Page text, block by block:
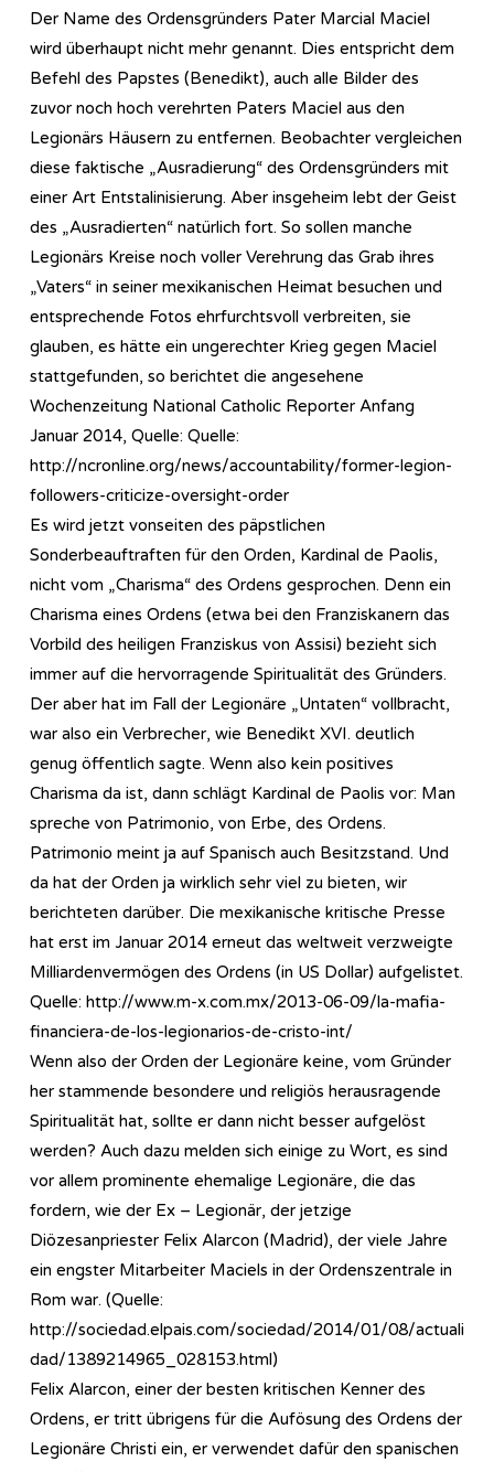
Der Name des Ordensgründers Pater Marcial Maciel
wird überhaupt nicht mehr genannt. Dies entspricht dem
Befehl des Papstes (Benedikt), auch alle Bilder des
zuvor noch hoch verehrten Paters Maciel aus den
Legionärs Häusern zu entfernen. Beobachter vergleichen
diese faktische „Ausradierung“ des Ordensgründers mit
einer Art Entstalinisierung. Aber insgeheim lebt der Geist
des „Ausradierten“ natürlich fort. So sollen manche
Legionärs Kreise noch voller Verehrung das Grab ihres
„Vaters“ in seiner mexikanischen Heimat besuchen und
entsprechende Fotos ehrfurchtsvoll verbreiten, sie
glauben, es hätte ein ungerechter Krieg gegen Maciel
stattgefunden, so berichtet die angesehene
Wochenzeitung National Catholic Reporter Anfang
Januar 2014, Quelle: Quelle:
http://ncronline.org/news/accountability/former-legion-
followers-criticize-oversight-order
Es wird jetzt vonseiten des päpstlichen
Sonderbeauftraften für den Orden, Kardinal de Paolis,
nicht vom „Charisma“ des Ordens gesprochen. Denn ein
Charisma eines Ordens (etwa bei den Franziskanern das
Vorbild des heiligen Franziskus von Assisi) bezieht sich
immer auf die hervorragende Spiritualität des Gründers.
Der aber hat im Fall der Legionäre „Untaten“ vollbracht,
war also ein Verbrecher, wie Benedikt XVI. deutlich
genug öffentlich sagte. Wenn also kein positives
Charisma da ist, dann schlägt Kardinal de Paolis vor: Man
spreche von Patrimonio, von Erbe, des Ordens.
Patrimonio meint ja auf Spanisch auch Besitzstand. Und
da hat der Orden ja wirklich sehr viel zu bieten, wir
berichteten darüber. Die mexikanische kritische Presse
hat erst im Januar 2014 erneut das weltweit verzweigte
Milliardenvermögen des Ordens (in US Dollar) aufgelistet.
Quelle: http://www.m-x.com.mx/2013-06-09/la-mafia-
financiera-de-los-legionarios-de-cristo-int/
Wenn also der Orden der Legionäre keine, vom Gründer
her stammende besondere und religiös herausragende
Spiritualität hat, sollte er dann nicht besser aufgelöst
werden? Auch dazu melden sich einige zu Wort, es sind
vor allem prominente ehemalige Legionäre, die das
fordern, wie der Ex – Legionär, der jetzige
Diözesanpriester Felix Alarcon (Madrid), der viele Jahre
ein engster Mitarbeiter Maciels in der Ordenszentrale in
Rom war. (Quelle:
http://sociedad.elpais.com/sociedad/2014/01/08/actuali
dad/1389214965_028153.html)
Felix Alarcon, einer der besten kritischen Kenner des
Ordens, er tritt übrigens für die Aufösung des Ordens der
Legionäre Christi ein, er verwendet dafür den spanischen